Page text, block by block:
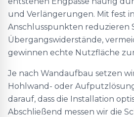
und Verlängerungen. Mit fest
Anschlusspunkten reduzieren
Übergangswiderstände,
gewinnen echte Nutzfläche
Je nach Wandaufbau setzen
Hohlwand- oder
darauf, dass die Installation
Abschließend messen wir die